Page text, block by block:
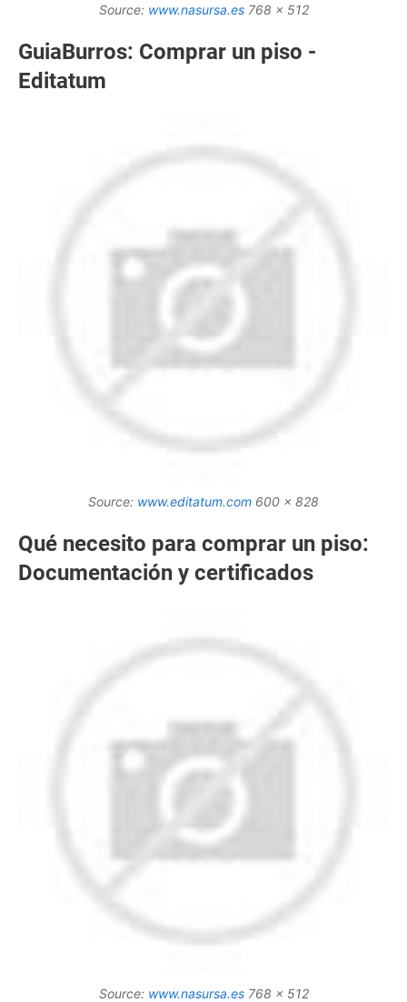
Source: www.nasursa.es768 x 512
GuiaBurros: Comprar un piso -
Editatum
Source: www.editatum.com 600 x 828
Qué necesito para comprar un piso:
Documentación y certificados
Source: www.nasursa.es768 x 512